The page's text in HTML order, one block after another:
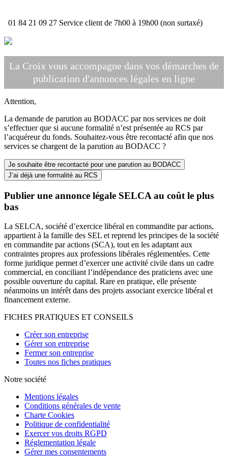
01 84 21 09 27 Service client de 7h00 à 19h00 (non surtaxé)
La Croix vous accompagne dans vos démarches de
publication d'annonces légales en ligne
Attention,
La demande de parution au BODACC par nos services ne doit
s’effectuer que si aucune formalité n’est présentée au RCS par
l’acquéreur du fonds. Souhaitez-vous être recontacté afin que nos
services se chargent de la parution au BODACC ?
Je souhaite être recontacté pour une parution au BODACC
J’ai déjà une formalité au RCS
Publier une annonce légale SELCA au coût le plus
bas
La SELCA, société d’exercice libéral en commandite par actions,
appartient à la famille des SEL et reprend les principes de la société
en commandite par actions (SCA), tout en les adaptant aux
contraintes propres aux professions libérales réglementées. Cette
forme juridique permet d’exercer une activité civile dans un cadre
commercial, en conciliant l’indépendance des praticiens avec une
possible ouverture du capital. Rare en pratique, elle présente
néanmoins un intérêt dans des projets associant exercice libéral et
financement externe.
FICHES PRATIQUES ET CONSEILS
Créer son entreprise
Gérer son entreprise
Fermer son entreprise
Toutes nos fiches pratiques
Notre société
Mentions légales
Conditions générales de vente
Charte Cookies
Politique de confidentialité
Exercer vos droits RGPD
Réglementation légale
Gérer mes consentements